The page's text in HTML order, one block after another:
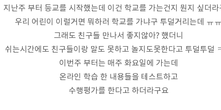
지난주 부터 등교를 시작했는데 이건 학교를 가는건지 뭔지 싶더라
우리 어린이 이럴거면 뭐하러 학교를 가냐구 투덜거리는데 ㅠ
그래도 친구들 만나서 좋지않아? 했더니
쉬는시간에도 친구들이랑 말도 못하고 놀지도못한다고 투덜투덜
이번주 부터는 매주 화요일에 가는데
온라인 학습 한 내용들을 테스트하고
수행평가를 한다고 하더라구요